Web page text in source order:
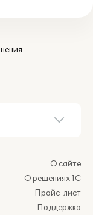
О сайте
О решениях 1С
Прайс-лист
Поддержка